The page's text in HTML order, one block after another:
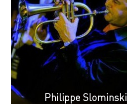
Philippe Slominski